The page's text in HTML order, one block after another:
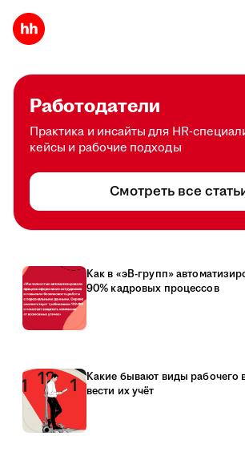
Работодатели
Практика и инсайты для HR-
кейсы и рабочие подходы
Смотреть все
Как в «эВ-групп»
90% кадровых процессов
Какие бывают виды рабочего
вести их учёт